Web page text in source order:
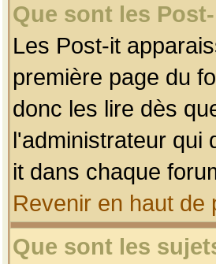
Que sont les
Les Post-it
première page du
donc les lire dès
l'administrateur qui
it dans chaque
Revenir en haut de
Que sont les